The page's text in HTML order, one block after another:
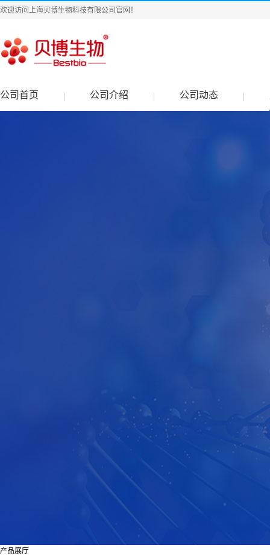
欢迎访问上海贝博生物科技有限公司官网！
公司首页 公司介绍 公司动态
产品展厅